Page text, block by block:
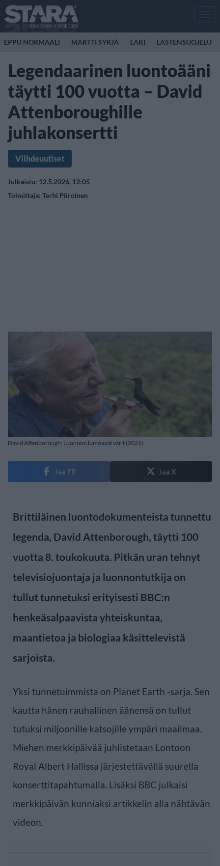
EPPU NORMAALI MARTTI SYRJÄ LAKI LASTENSUOJELU
Legendaarinen luontoääni
täytti 100 vuotta – David
Attenboroughille
juhlakonsertti
Viihdeuutiset
Julkaistu: 12.5.2026, 12:05
Toimittaja: Terhi Piiroinen
David Attenborough: Luonnon lumoavat värit (2021)
Jaa FB Jaa X
Brittiläinen luontodokumenteista tunnettu
legenda, David Attenborough, täytti 100
vuotta 8. toukokuuta. Pitkän uran tehnyt
televisiojuontaja ja luonnontutkija on
tullut tunnetuksi erityisesti BBC:n
henkeäsalpaavista yhteiskuntaa,
maantietoa ja biologiaa käsittelevistä
sarjoista.
Yksi tunnetuimmista on Planet Earth -sarja. Sen
kautta hänen rauhallinen äänensä on tullut
tutuksi miljoonille katsojille ympäri maailmaa.
Miehen merkkipäivää juhlistetaan Lontoon
Royal Albert Hallissa järjestettävällä suurella
konserttitapahtumalla. Lisäksi BBC julkaisi
merkkipäivän kunniaksi artikkelin alla nähtävän
videon.